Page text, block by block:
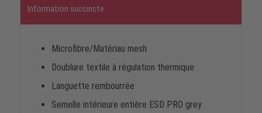
Information succincte
Microfibre/Matériau mesh
Doublure textile à régulation thermique
Languette rembourrée
Semelle intérieure entière ESD PRO grey